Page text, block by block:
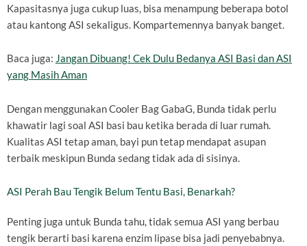
Kapasitasnya juga cukup luas, bisa menampung beberapa botol
atau kantong ASI sekaligus. Kompartemennya banyak banget.
Baca juga: Jangan Dibuang! Cek Dulu Bedanya ASI Basi dan ASI
yang Masih Aman
Dengan menggunakan Cooler Bag GabaG, Bunda tidak perlu
khawatir lagi soal ASI basi bau ketika berada di luar rumah.
Kualitas ASI tetap aman, bayi pun tetap mendapat asupan
terbaik meskipun Bunda sedang tidak ada di sisinya.
ASI Perah Bau Tengik Belum Tentu Basi, Benarkah?
Penting juga untuk Bunda tahu, tidak semua ASI yang berbau
tengik berarti basi karena enzim lipase bisa jadi penyebabnya.